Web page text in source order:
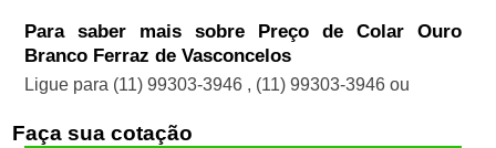
Para saber mais sobre Preço de Colar Ouro
Branco Ferraz de Vasconcelos
Ligue para (11) 99303-3946 , (11) 99303-3946 ou
Faça sua cotação